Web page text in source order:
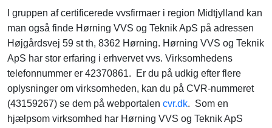
I gruppen af certificerede vvsfirmaer i region Midtjylland kan
man også finde Hørning VVS og Teknik ApS på adressen
Højgårdsvej 59 st th, 8362 Hørning. Hørning VVS og Teknik
ApS har stor erfaring i erhvervet vvs. Virksomhedens
telefonnummer er 42370861. Er du på udkig efter flere
oplysninger om virksomheden, kan du på CVR-nummeret
(43159267) se dem på webportalen cvr.dk. Som en
hjælpsom virksomhed har Hørning VVS og Teknik ApS